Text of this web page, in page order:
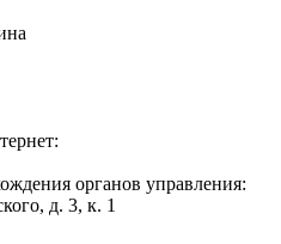
органов управления:
д. 3, к. 1